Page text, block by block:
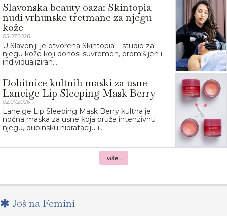
Slavonska beauty oaza: Skintopia
nudi vrhunske tretmane za njegu
kože
03.07.2026.
U Slavoniji je otvorena Skintopia – studio za
njegu kože koji donosi suvremen, promišljen i
individualiziran...
Dobitnice kultnih maski za usne
Laneige Lip Sleeping Mask Berry
02.07.2026.
Laneige Lip Sleeping Mask Berry kultna je
noćna maska za usne koja pruža intenzivnu
njegu, dubinsku hidrataciju i...
više...
Još na Femini